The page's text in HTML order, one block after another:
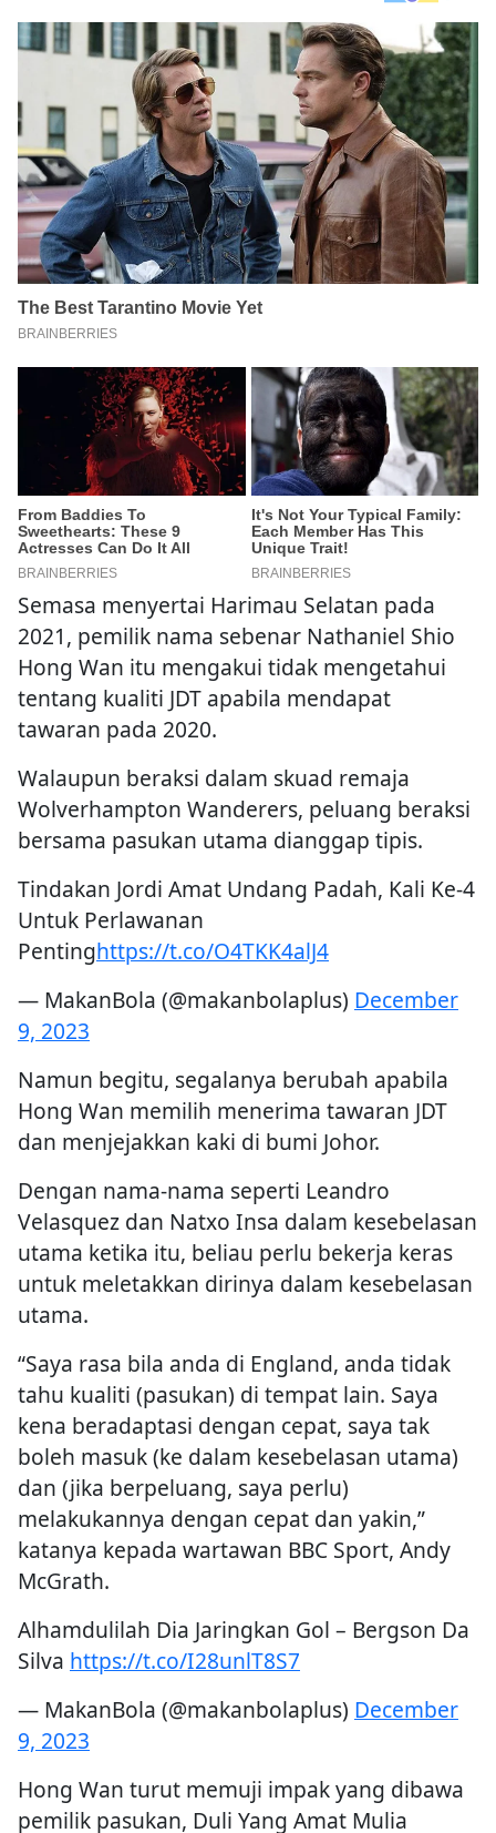
Semasa menyertai Harimau Selatan pada
2021, pemilik nama sebenar Nathaniel Shio
Hong Wan itu mengakui tidak mengetahui
tentang kualiti JDT apabila mendapat
tawaran pada 2020.
Walaupun beraksi dalam skuad remaja
Wolverhampton Wanderers, peluang beraksi
bersama pasukan utama dianggap tipis.
Tindakan Jordi Amat Undang Padah, Kali Ke-4
Untuk Perlawanan
Pentinghttps://t.co/O4TKK4alJ4
— MakanBola (@makanbolaplus) December
9, 2023
Namun begitu, segalanya berubah apabila
Hong Wan memilih menerima tawaran JDT
dan menjejakkan kaki di bumi Johor.
Dengan nama-nama seperti Leandro
Velasquez dan Natxo Insa dalam kesebelasan
utama ketika itu, beliau perlu bekerja keras
untuk meletakkan dirinya dalam kesebelasan
utama.
“Saya rasa bila anda di England, anda tidak
tahu kualiti (pasukan) di tempat lain. Saya
kena beradaptasi dengan cepat, saya tak
boleh masuk (ke dalam kesebelasan utama)
dan (jika berpeluang, saya perlu)
melakukannya dengan cepat dan yakin,”
katanya kepada wartawan BBC Sport, Andy
McGrath.
Alhamdulilah Dia Jaringkan Gol – Bergson Da
Silva https://t.co/I28unlT8S7
— MakanBola (@makanbolaplus) December
9, 2023
Hong Wan turut memuji impak yang dibawa
pemilik pasukan, Duli Yang Amat Mulia